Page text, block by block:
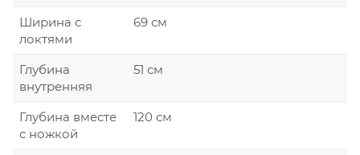
Ширина с
локтями
69 см
Глубина
внутренняя
51 см
Глубина вместе
с ножкой
120 см